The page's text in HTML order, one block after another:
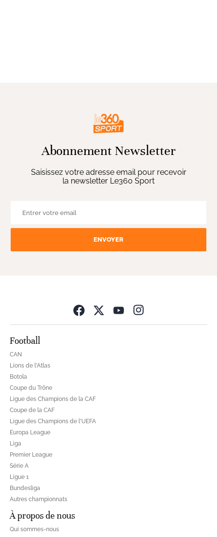
Abonnement Newsletter
Saisissez votre adresse email pour recevoir
la newsletter Le360 Sport
ENVOYER
Football
CAN
Lions de l'Atlas
Botola
Coupe du Trône
Ligue des Champions de la CAF
Coupe de la CAF
Ligue des Champions de l'UEFA
Europa League
Liga
Premier League
Série A
Ligue 1
Bundesliga
Autres championnats
À propos de nous
Qui sommes-nous